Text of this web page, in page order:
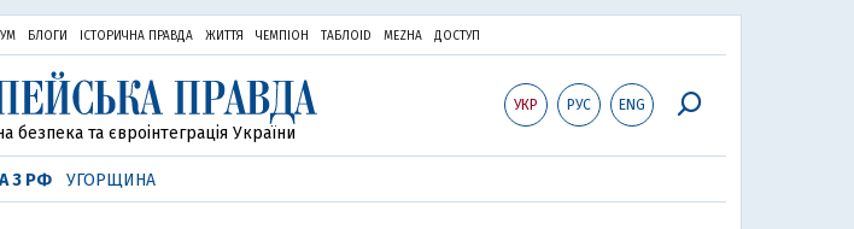
БЛОГИ ІСТОРИЧНА ПРАВДА ЖИТТЯ ЧЕМПІОН ТАБЛОID MEZHA ДОСТУП
УКР РУС ENG
безпека та євроінтеграція України
З РФ УГОРЩИНА